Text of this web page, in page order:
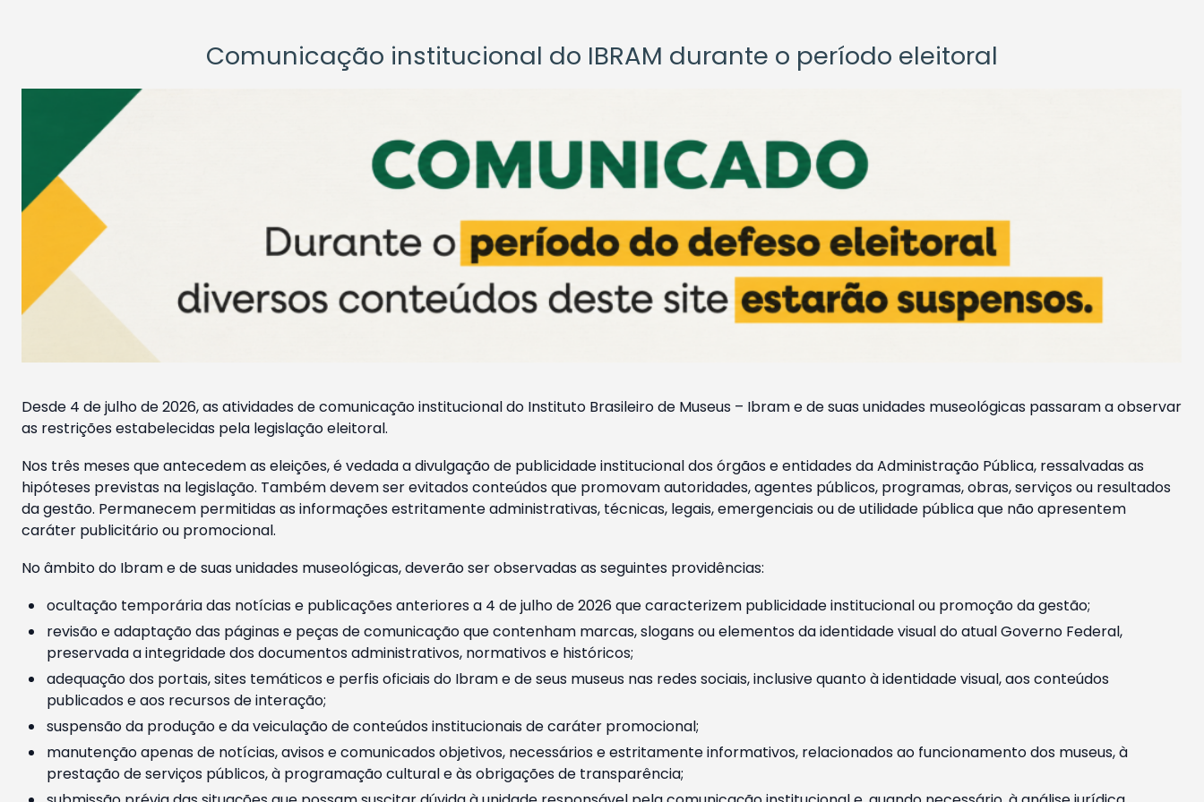
Comunicação institucional do IBRAM durante o período eleitoral
Desde 4 de julho de 2026, as atividades de comunicação institucional do Instituto Brasileiro de Museus – Ibram e de suas unidades museológicas passaram a observar
as restrições estabelecidas pela legislação eleitoral.
Nos três meses que antecedem as eleições, é vedada a divulgação de publicidade institucional dos órgãos e entidades da Administração Pública, ressalvadas as
hipóteses previstas na legislação. Também devem ser evitados conteúdos que promovam autoridades, agentes públicos, programas, obras, serviços ou resultados
da gestão. Permanecem permitidas as informações estritamente administrativas, técnicas, legais, emergenciais ou de utilidade pública que não apresentem
caráter publicitário ou promocional.
No âmbito do Ibram e de suas unidades museológicas, deverão ser observadas as seguintes providências:
ocultação temporária das notícias e publicações anteriores a 4 de julho de 2026 que caracterizem publicidade institucional ou promoção da gestão;
revisão e adaptação das páginas e peças de comunicação que contenham marcas, slogans ou elementos da identidade visual do atual Governo Federal,
preservada a integridade dos documentos administrativos, normativos e históricos;
adequação dos portais, sites temáticos e perfis oficiais do Ibram e de seus museus nas redes sociais, inclusive quanto à identidade visual, aos conteúdos
publicados e aos recursos de interação;
suspensão da produção e da veiculação de conteúdos institucionais de caráter promocional;
manutenção apenas de notícias, avisos e comunicados objetivos, necessários e estritamente informativos, relacionados ao funcionamento dos museus, à
prestação de serviços públicos, à programação cultural e às obrigações de transparência;